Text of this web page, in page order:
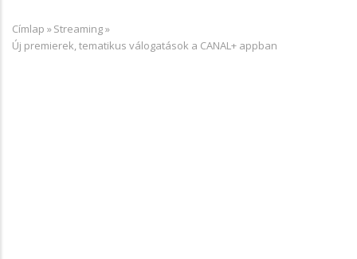
Morzsa
Címlap »Streaming»
Új premierek, tematikus válogatások a CANAL+ appban